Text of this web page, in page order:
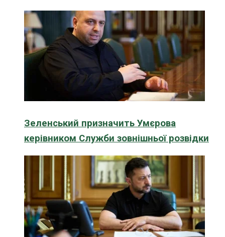
Зеленський призначить Умєрова
керівником Служби зовнішньої розвідки